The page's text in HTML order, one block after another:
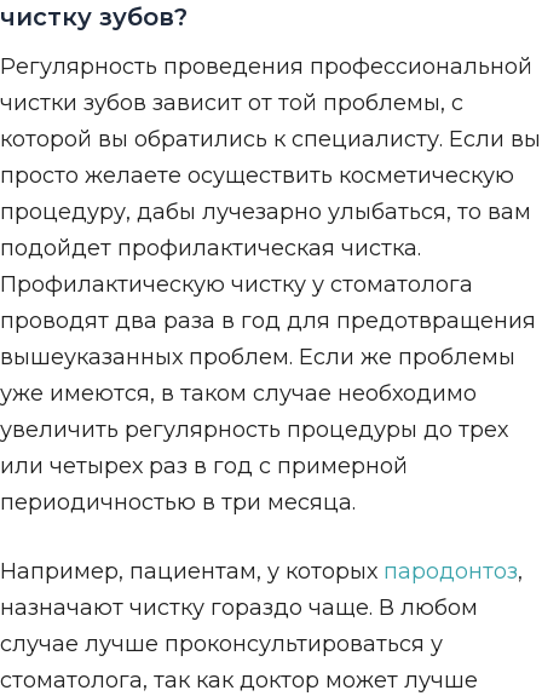
чистку зубов?
Регулярность проведения профессиональной
чистки зубов зависит от той проблемы, с
которой вы обратились к специалисту. Если вы
просто желаете осуществить косметическую
процедуру, дабы лучезарно улыбаться, то вам
подойдет профилактическая чистка.
Профилактическую чистку у стоматолога
проводят два раза в год для предотвращения
вышеуказанных проблем. Если же проблемы
уже имеются, в таком случае необходимо
увеличить регулярность процедуры до трех
или четырех раз в год с примерной
периодичностью в три месяца.
Например, пациентам, у которых пародонтоз,
назначают чистку гораздо чаще. В любом
случае лучше проконсультироваться у
стоматолога, так как доктор может лучше